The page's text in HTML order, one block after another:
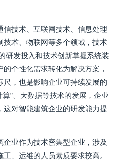
信技术、互联网技术、信息处理
技术、物联网等多个领域，技术
研发投入和技术创新掌握系统装
个性化需求转化为解决方案，
尺，也是影响企业可持续发展的
”、大数据等技术的发展，企业
这对智能建筑企业的研发能力提
业作为技术密集型企业，涉及
、运维的人员素质要求较高。